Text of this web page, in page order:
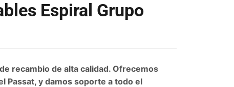
Espiral Grupo
recambio de alta calidad. Ofrecemos
Passat, y damos soporte a todo el